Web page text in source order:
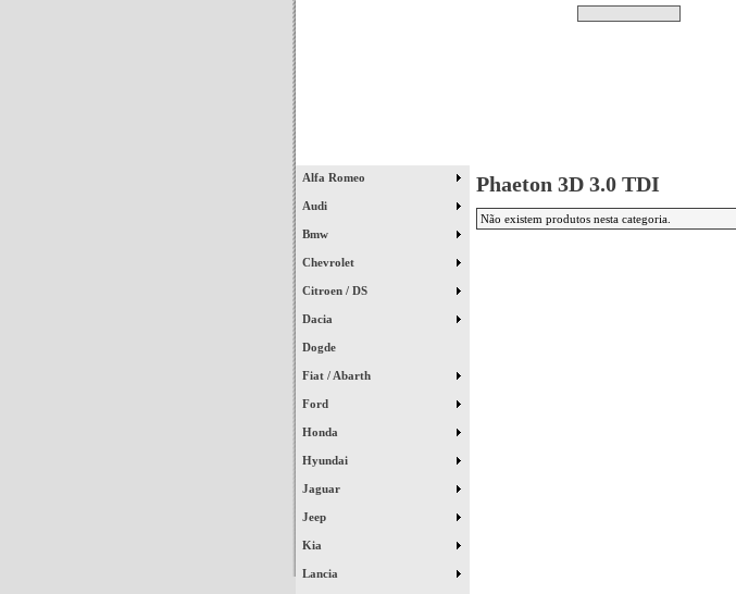
Alfa Romeo
Audi
Bmw
Chevrolet
Citroen / DS
Dacia
Dogde
Fiat / Abarth
Ford
Honda
Hyundai
Jaguar
Jeep
Kia
Lancia
Phaeton 3D 3.0 TDI
Não existem produtos nesta categoria.